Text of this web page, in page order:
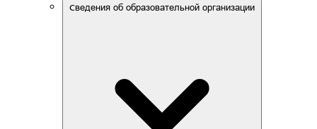
Сведения об образовательной организации